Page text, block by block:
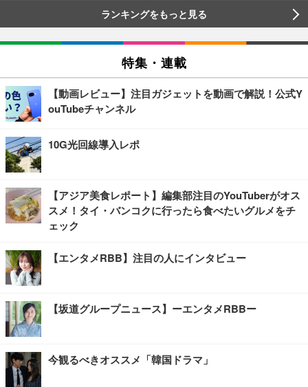
ランキングをもっと見る
特集・連載
【動画レビュー】注目ガジェットを動画で解説！公式Y
ouTubeチャンネル
10G光回線導入レポ
【アジア美食レポート】編集部注目のYouTuberがオス
スメ！タイ・バンコクに行ったら食べたいグルメをチ
ェック
【エンタメRBB】注目の人にインタビュー
【坂道グループニュース】ーエンタメRBBー
今観るべきオススメ「韓国ドラマ」